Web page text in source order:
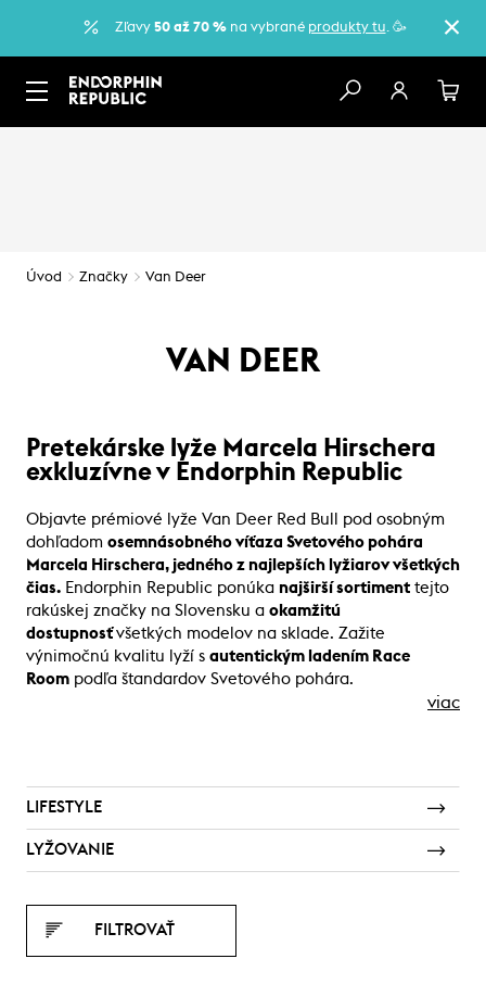
Zľavy 50 až 70 %na vybrané produkty tu. 🥳
Úvod Značky Van Deer
VAN DEER
Pretekárske lyže Marcela Hirschera
exkluzívne v Endorphin Republic
Objavte prémiové lyže Van Deer Red Bull pod osobným
dohľadom osemnásobného víťaza Svetového pohára
Marcela Hirschera, jedného z najlepších lyžiarov všetkých
čias. Endorphin Republic ponúka najširší sortimenttejto
rakúskej značky na Slovensku a okamžitú
dostupnosťvšetkých modelov na sklade. Zažite
výnimočnú kvalitu lyží s autentickým ladením Race
Room podľa štandardov Svetového pohára.
viac
LIFESTYLE
LYŽOVANIE
FILTROVAŤ